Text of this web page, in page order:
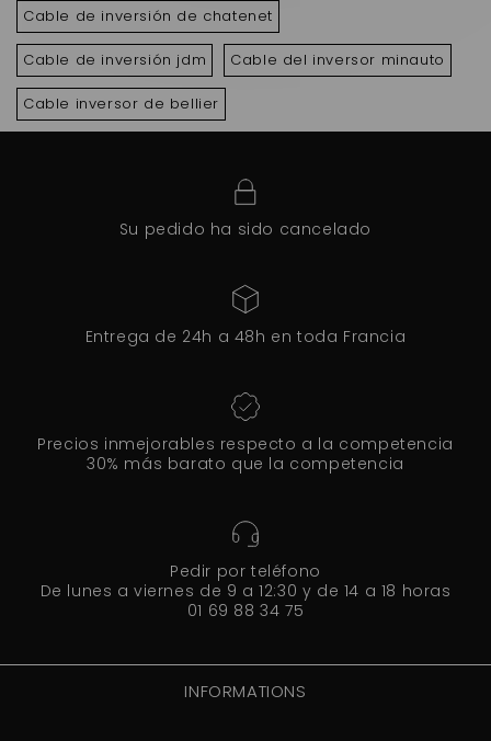
Cable de inversión de chatenet
Cable de inversión jdm Cable del inversor minauto
Cable inversor de bellier
Su pedido ha sido cancelado
Entrega de 24h a 48h en toda Francia
Precios inmejorables respecto a la competencia
30% más barato que la competencia
Pedir por teléfono
De lunes a viernes de 9 a 12:30 y de 14 a 18 horas
01 69 88 34 75
INFORMATIONS